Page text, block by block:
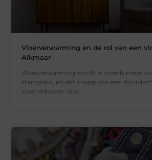
Vloerverwarming en de rol van een
Alkmaar
Vloerverwarming wordt in steeds meer
standaard, en dat vraagt om een
vloer erboven. Niet